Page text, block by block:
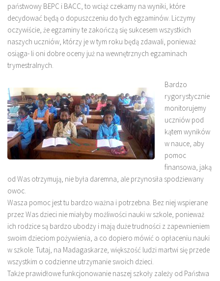
państwowy BEPC i BACC, to wciąż czekamy na wyniki, które
decydować będą o dopuszczeniu do tych egzaminów. Liczymy
oczywiście, że egzaminy te zakończą się sukcesem wszystkich
naszych uczniów, którzy je w tym roku będą zdawali, ponieważ
osiąga- li oni dobre oceny już na wewnętrznych egzaminach
trymestralnych.
Bardzo
rygorystycznie
monitorujemy
uczniów pod
kątem wyników
w nauce, aby
pomoc
finansowa, jaką
od Was otrzymują, nie była daremna, ale przynosiła spodziewany
owoc.
Wasza pomoc jest tu bardzo ważna i potrzebna. Bez niej wspierane
przez Was dzieci nie miałyby możliwości nauki w szkole, ponieważ
ich rodzice są bardzo ubodzy i mają duże trudności z zapewnieniem
swoim dzieciom pożywienia, a co dopiero mówić o opłaceniu nauki
w szkole. Tutaj, na Madagaskarze, większość ludzi martwi się przede
wszystkim o codzienne utrzymanie swoich dzieci.
Także prawidłowe funkcjonowanie naszej szkoły zależy od Państwa